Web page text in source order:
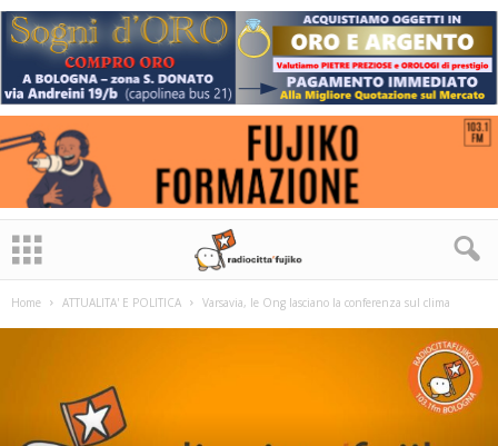
Home ATTUALITA' E POLITICA Varsavia, le Ong lasciano la conferenza sul clima